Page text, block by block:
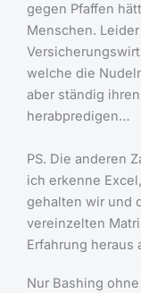
gegen Pfaffen
Menschen.
welche die
aber ständig
herabpredigen…
PS. Die anderen
ich erkenne
gehalten wir und
vereinzelten
Erfahrung heraus
Nur Bashing